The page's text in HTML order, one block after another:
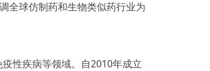
全球仿制药和生物类似药行业为
性疾病等领域。自2010年成立